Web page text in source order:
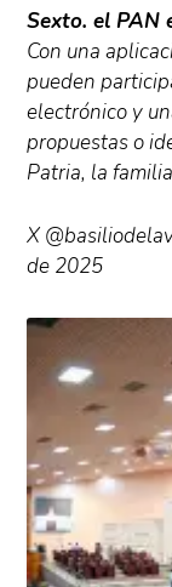
Sexto. el PAN
Con una
pueden
electrónico y
propuestas o
Patria, la
X
de 2025